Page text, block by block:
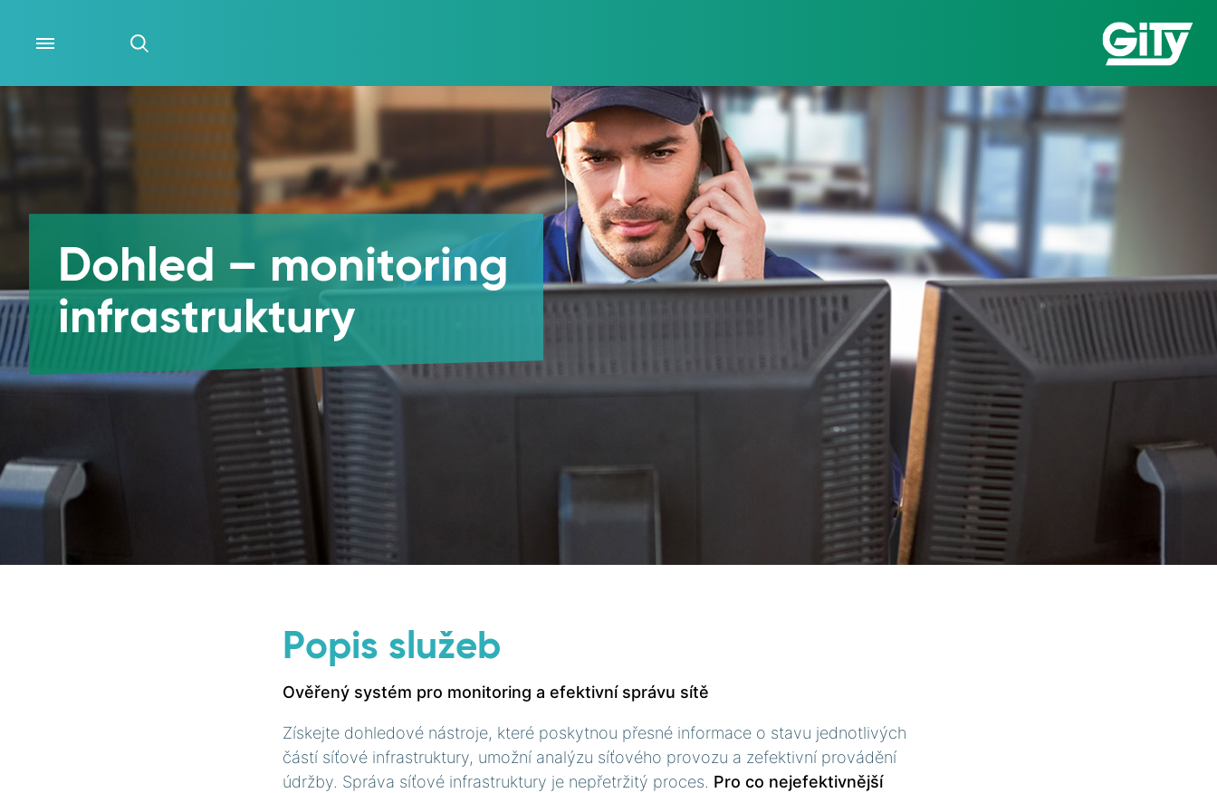
ČLÁNKY
LIDÉ
WIKI
KONTAKT
Dohled – monitoring
infrastruktury
Popis služeb
Ověřený systém pro monitoring a efektivní správu sítě
Získejte dohledové nástroje, které poskytnou přesné informace o stavu jednotlivých
částí síťové infrastruktury, umožní analýzu síťového provozu a zefektivní provádění
údržby. Správa síťové infrastruktury je nepřetržitý proces. Pro co nejefektivnější